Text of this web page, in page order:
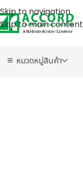
Skip to navigation
Skip to main content
หมวดหมู่สินค้า